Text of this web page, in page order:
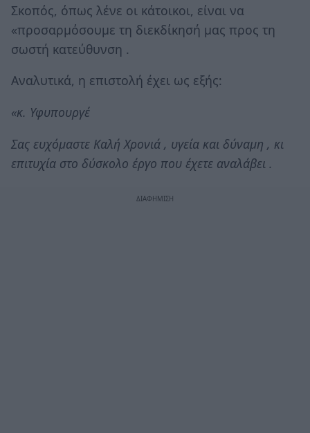
Σκοπός, όπως λένε οι κάτοικοι, είναι να
«προσαρμόσουμε τη διεκδίκησή μας προς τη
σωστή κατεύθυνση .
Αναλυτικά, η επιστολή έχει ως εξής:
«κ. Υφυπουργέ
Σας ευχόμαστε Καλή Χρονιά , υγεία και δύναμη , κι
επιτυχία στο δύσκολο έργο που έχετε αναλάβει .